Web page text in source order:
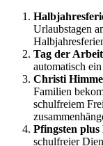
Urlaubstagen
Tag der
automatisch
Christi
Familien
schulfreiem
Pfingsten plus
schulfreier